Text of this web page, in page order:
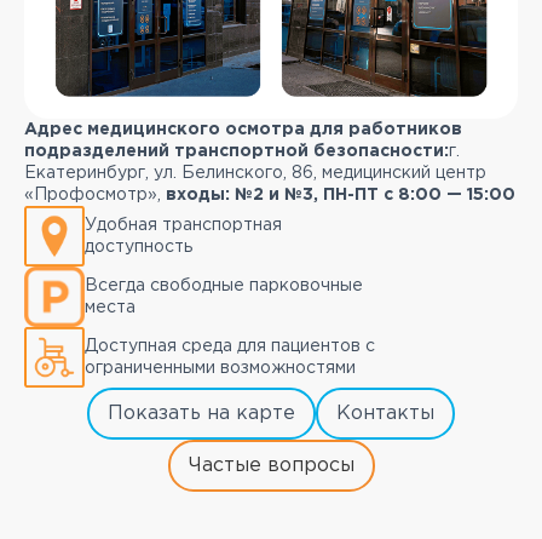
Адрес медицинского осмотра для работников
подразделений транспортной безопасности: г.
Екатеринбург, ул. Белинского, 86, медицинский центр
«Профосмотр»,
входы: №2 и №3, ПН-ПТ с 8:00 — 15:00
Удобная транспортная
доступность
Всегда свободные парковочные
места
Доступная среда для пациентов с
ограниченными возможностями
Показать на карте Контакты
Частые вопросы